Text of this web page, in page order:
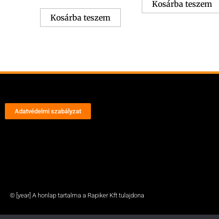
Kosárba teszem
Kosárba teszem
Adatvédelmi szabályzat
© [year] A honlap tartalma a Rapiker Kft tulajdona